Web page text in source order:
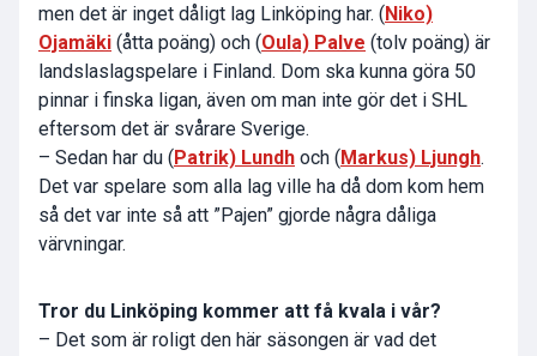
men det är inget dåligt lag Linköping har. ( Niko)
Ojamäki (åtta poäng) och (Oula) Palve (tolv poäng) är
landslaslagspelare i Finland. Dom ska kunna göra 50
pinnar i finska ligan, även om man inte gör det i SHL
eftersom det är svårare Sverige.
– Sedan har du ( Patrik) Lundh och ( Markus) Ljungh.
Det var spelare som alla lag ville ha då dom kom hem
så det var inte så att ”Pajen” gjorde några dåliga
värvningar.
Tror du Linköping kommer att få kvala i vår?
– Det som är roligt den här säsongen är vad det